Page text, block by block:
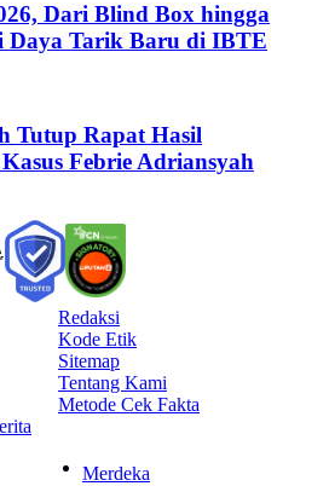
Dari Blind Box hingga
Daya Tarik Baru di IBTE
Tutup Rapat Hasil
Febrie Adriansyah
Redaksi
Kode Etik
Sitemap
Tentang Kami
Metode Cek Fakta
Merdeka